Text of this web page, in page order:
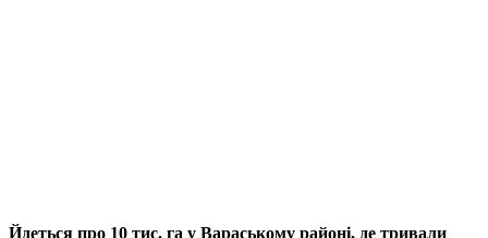
Йдеться про 10 тис. га у Вараському районі, де тривали